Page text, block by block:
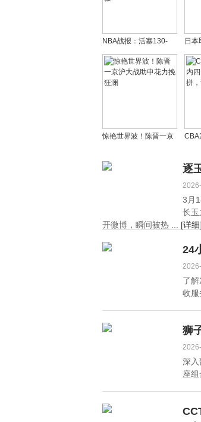
NBA战报：活塞130-
117力克奇才，杰伦-杜
伦狂轰36分12篮板
日本
头号
续升
惊艳世界波！陈晋一京
能脱
逐
3月
长玉
开微博，瞬间被热 ... [详细]
24
了
收服
狮
深入
座